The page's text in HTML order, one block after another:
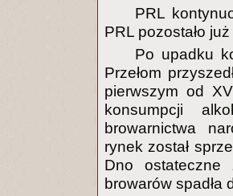
PRL
PRL pozostało
Po upadku
Przełom
pierwszym od
konsumpcji
browarnictwa
rynek został
Dno
browarów spadła